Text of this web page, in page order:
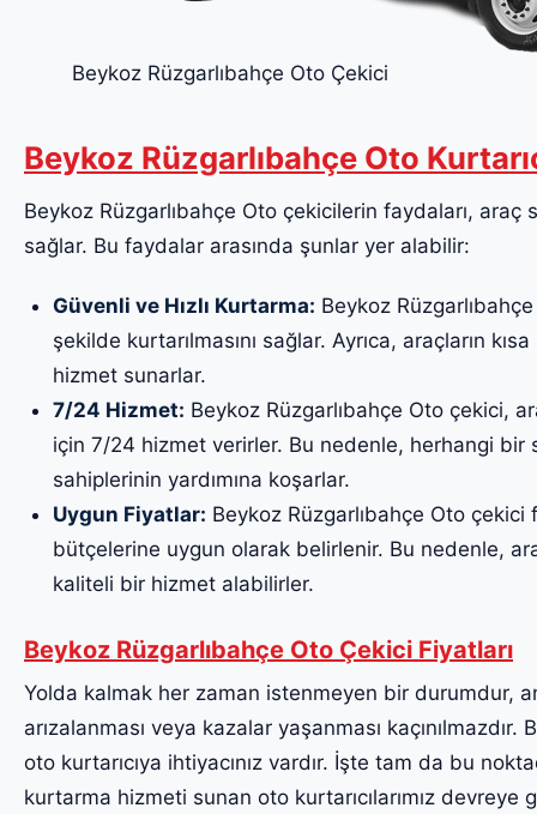
Beykoz Rüzgarlıbahçe Oto Çekici
Beykoz Rüzgarlıbahçe Oto
Beykoz Rüzgarlıbahçe Oto çekicilerin faydaları, araç
sağlar. Bu faydalar arasında şunlar yer alabilir:
Güvenli ve Hızlı Kurtarma: Beykoz
şekilde kurtarılmasını sağlar. Ayrıca, araçların
hizmet sunarlar.
7/24 Hizmet: Beykoz Rüzgarlıbahçe Oto çekici,
için 7/24 hizmet verirler. Bu nedenle, herhangi bir
sahiplerinin yardımına koşarlar.
Uygun Fiyatlar: Beykoz Rüzgarlıbahçe Oto çekici
bütçelerine uygun olarak belirlenir. Bu nedenle,
kaliteli bir hizmet alabilirler.
Beykoz Rüzgarlıbahçe Oto Çekici Fiyatları
Yolda kalmak her zaman istenmeyen bir durumdur,
arızalanması veya kazalar yaşanması
oto kurtarıcıya ihtiyacınız vardır. İşte tam da bu
kurtarma hizmeti sunan oto kurtarıcılarımız devreye